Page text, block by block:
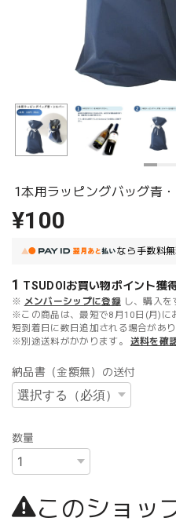
1本用ラッピングバッグ青
¥100
なら 手数料
1 TSUDOIお買い物ポイント獲
※ メンバーシップに登録 し、購入を
※この商品は、最短で8月10日(月)に
短到着日に数日追加される場合があり
※別途送料がかかります。
送料を確
納品書（金額無）の送付
数量
このショッ